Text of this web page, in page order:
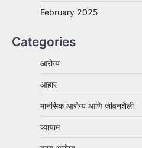
February 2025
Categories
आरोग्य
आहार
मानसिक आरोग्य आणि जीवनशैली
व्यायाम